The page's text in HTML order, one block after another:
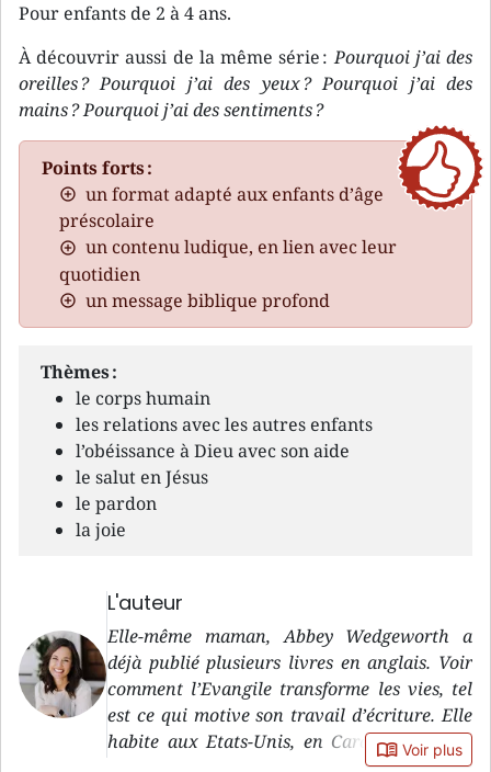
Pour enfants de 2 à 4 ans.
À découvrir aussi de la même série :Pourquoi j’ai des
oreilles ? Pourquoi j’ai des yeux ? Pourquoi j’ai des
mains ?Pourquoi j’ai des sentiments ?
Points forts :
un format adapté aux enfants d’âge
préscolaire
un contenu ludique, en lien avec leur
quotidien
un message biblique profond
Thèmes :
le corps humain
les relations avec les autres enfants
l’obéissance à Dieu avec son aide
le salut en Jésus
le pardon
la joie
L'auteur
Elle-même maman, Abbey Wedgeworth a
déjà publié plusieurs livres en anglais. Voir
comment l’Evangile transforme les vies, tel
est ce qui motive son travail d’écriture. Elle
habite aux Etats-Unis, en Caroline du Sud,
book_open Voir plus